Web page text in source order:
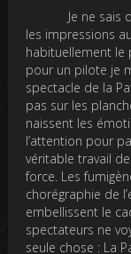
Je ne sais
les impressions
habituellement le
pour un pilote je
spectacle de la
pas sur les
naissent les
l’attention pour
véritable travail
force. Les
chorégraphie de
embellissent le
spectateurs ne
seule chose : La